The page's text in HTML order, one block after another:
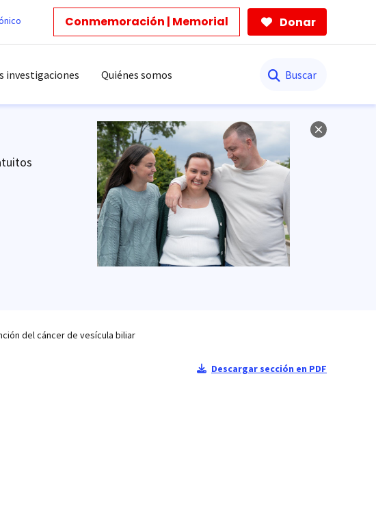
Conmemoración | Memorial Donar
investigaciones Quiénes somos
del cáncer de vesícula biliar
Descargar sección en PDF